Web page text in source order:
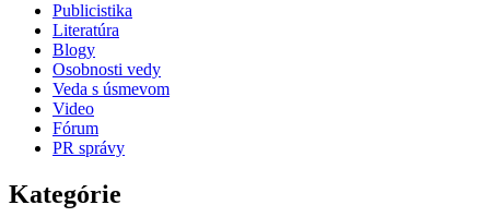
Publicistika
Literatúra
Blogy
Osobnosti vedy
Veda s úsmevom
Video
Fórum
PR správy
Kategórie